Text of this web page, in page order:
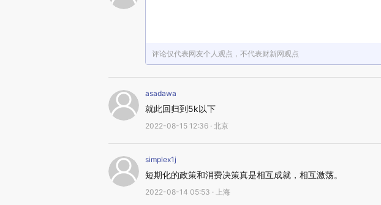
评论仅代表网友个人观点，不代表财新网观点
asadawa
就此回归到5k以下
2022-08-15 12:36 · 北京
simplex1j
短期化的政策和消费决策真是相互成就，相互激荡。
2022-08-14 05:53 · 上海